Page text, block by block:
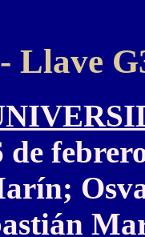
Llave
de